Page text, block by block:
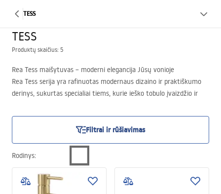
TESS
TESS
Produktų skaičius: 5
Rea Tess maišytuvas – moderni elegancija Jūsų vonioje
Rea Tess serija yra rafinuotas modernaus dizaino ir praktiškumo
derinys, sukurtas specialiai tiems, kurie ieško tobulo įvaizdžio ir
pritaikysite prie madingų interjero koncepcijų, tokių kaip loftas,
industrinis ar glamour stilius.Filtrai ir rūšiavimas
Rodinys: